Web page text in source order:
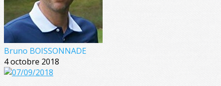
Bruno BOISSONNADE
4 octobre 2018